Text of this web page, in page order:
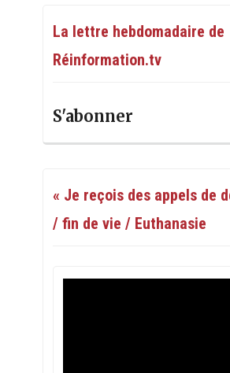
La lettre hebdomadaire de
Réinformation.tv
S'abonner
« Je reçois des appels de
/ fin de vie / Euthanasie